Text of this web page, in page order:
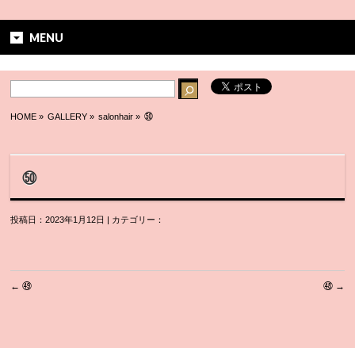
MENU
HOME » GALLERY » salonhair » ㊿
㊿
投稿日：2023年1月12日 | カテゴリー：
← ㊾ ㊽ →